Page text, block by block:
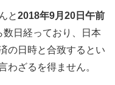
と2018年9月20日午前
日経っており、日本
の日時と合致するとい
わざるを得ません。